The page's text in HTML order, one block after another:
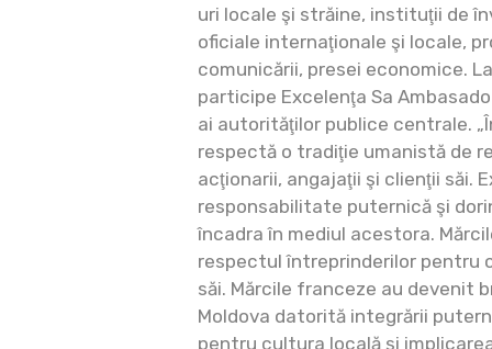
uri locale şi străine, instituţii de
oficiale internaţionale şi locale,
comunicării, presei economice.
participe Excelenţa Sa
ai autorităţilor publice centrale.
respectă o tradiţie umanistă de
acţionarii, angajaţii şi clienţii săi.
responsabilitate puternică şi
încadra în mediul acestora.
respectul întreprinderilor pentru
săi. Mărcile franceze au devenit
Moldova datorită integrării
pentru cultura locală şi